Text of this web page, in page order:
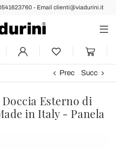
- Email clienti@viadurini.it
Prec Succ
Esterno di
in Italy - Panela